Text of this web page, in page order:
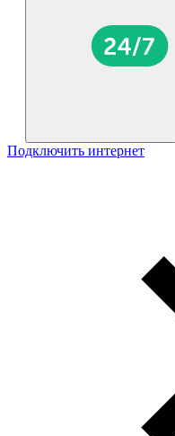
Подключить интернет